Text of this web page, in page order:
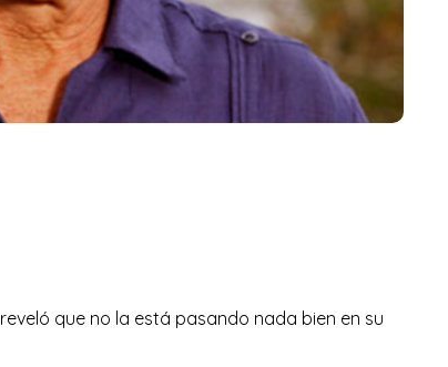
reveló que no la está pasando nada bien en su